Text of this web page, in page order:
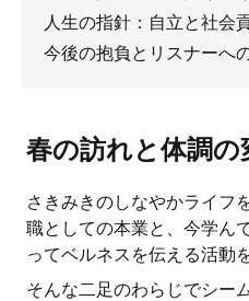
人生の指針：自立と社会
今後の抱負とリスナーへ
春の訪れと体調の
さきみきのしなやかライフ
職としての本業と、今学ん
ってベルネスを伝える活動
そんな二足のわらじでシー